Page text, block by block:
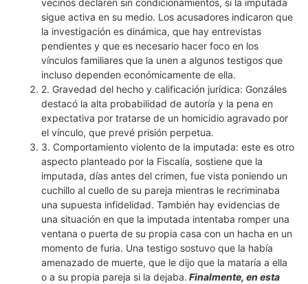
vecinos declaren sin condicionamientos, si la imputada
sigue activa en su medio. Los acusadores indicaron que
la investigación es dinámica, que hay entrevistas
pendientes y que es necesario hacer foco en los
vínculos familiares que la unen a algunos testigos que
incluso dependen económicamente de ella.
2. Gravedad del hecho y calificación jurídica: Gonzáles
destacó la alta probabilidad de autoría y la pena en
expectativa por tratarse de un homicidio agravado por
el vínculo, que prevé prisión perpetua.
3. Comportamiento violento de la imputada: este es otro
aspecto planteado por la Fiscalía, sostiene que la
imputada, días antes del crimen, fue vista poniendo un
cuchillo al cuello de su pareja mientras le recriminaba
una supuesta infidelidad. También hay evidencias de
una situación en que la imputada intentaba romper una
ventana o puerta de su propia casa con un hacha en un
momento de furia. Una testigo sostuvo que la había
amenazado de muerte, que le dijo que la mataría a ella
o a su propia pareja si la dejaba. Finalmente, en esta